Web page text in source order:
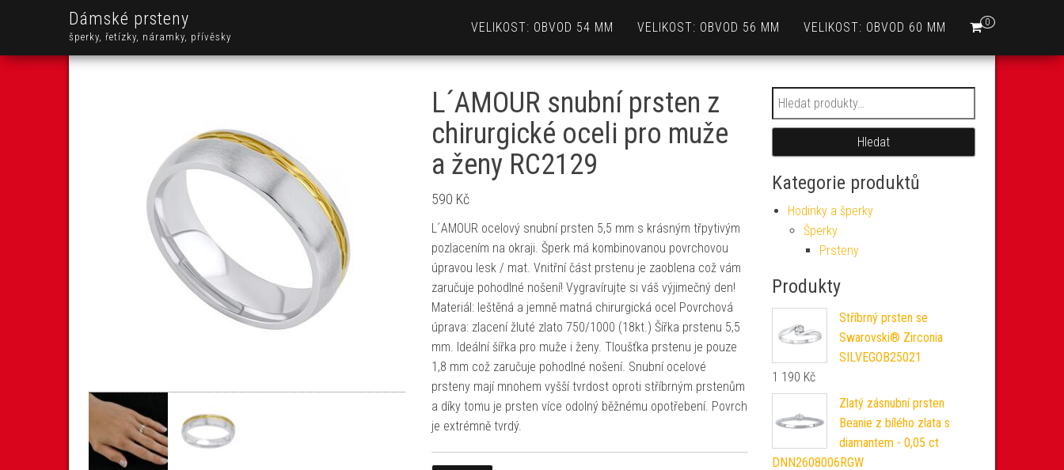
Dámské prsteny
šperky, řetízky, náramky, přívěsky
0
VELIKOST: OBVOD 54 MM VELIKOST: OBVOD 56 MM VELIKOST: OBVOD 60 MM
L´AMOUR snubní prsten z
chirurgické oceli pro muže
a ženy RC2129
590 Kč
L´AMOUR ocelový snubní prsten 5,5 mm s krásným třpytivým
pozlacením na okraji. Šperk má kombinovanou povrchovou
úpravou lesk / mat. Vnitřní část prstenu je zaoblena což vám
zaručuje pohodlné nošení! Vygravírujte si váš výjimečný den!
Materiál: leštěná a jemně matná chirurgická ocel Povrchová
úprava: zlacení žluté zlato 750/1000 (18kt.) Šířka prstenu 5,5
mm. Ideální šířka pro muže i ženy. Tloušťka prstenu je pouze
1,8 mm což zaručuje pohodlné nošení. Snubní ocelové
prsteny mají mnohem vyšší tvrdost oproti stříbrným prstenům
a díky tomu je prsten více odolný běžnému opotřebení. Povrch
je extrémně tvrdý.
Hledat:
Hledat
Kategorie produktů
Hodinky a šperky
Šperky
Prsteny
Produkty
Stříbrný prsten se
Swarovski® Zirconia
SILVEGOB25021
1 190 Kč
Zlatý zásnubní prsten
Beanie z bílého zlata s
diamantem - 0,05 ct
DNN2608006RGW